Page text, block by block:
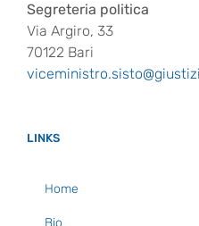
Via Argiro, 33
70122 Bari